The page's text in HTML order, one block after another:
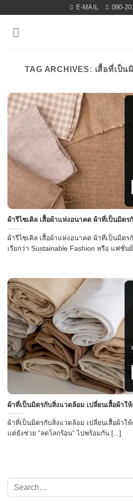
content
E-MAIL 090-
TAG ARCHIVES: เสื้อที่เป็น
ผ้ารีไซเคิล เสื้อผ้าแห่งอนาคต ผ้าที่เป็นมิตร
ผ้ารีไซเคิล เสื้อผ้าแห่งอนาคต ผ้าที่เป็นมิต
เรียกว่า Sustainable Fashion หรือ แฟชั่น
ผ้าที่เป็นมิตรกับสิ่งแวดล้อม เปลี่ยนเสื้อผ้าใ
ผ้าที่เป็นมิตรกับสิ่งแวดล้อม เปลี่ยนเสื้อผ้าใ
แต่ยังช่วย “ลดโลกร้อน” ไปพร้อมกัน [...]